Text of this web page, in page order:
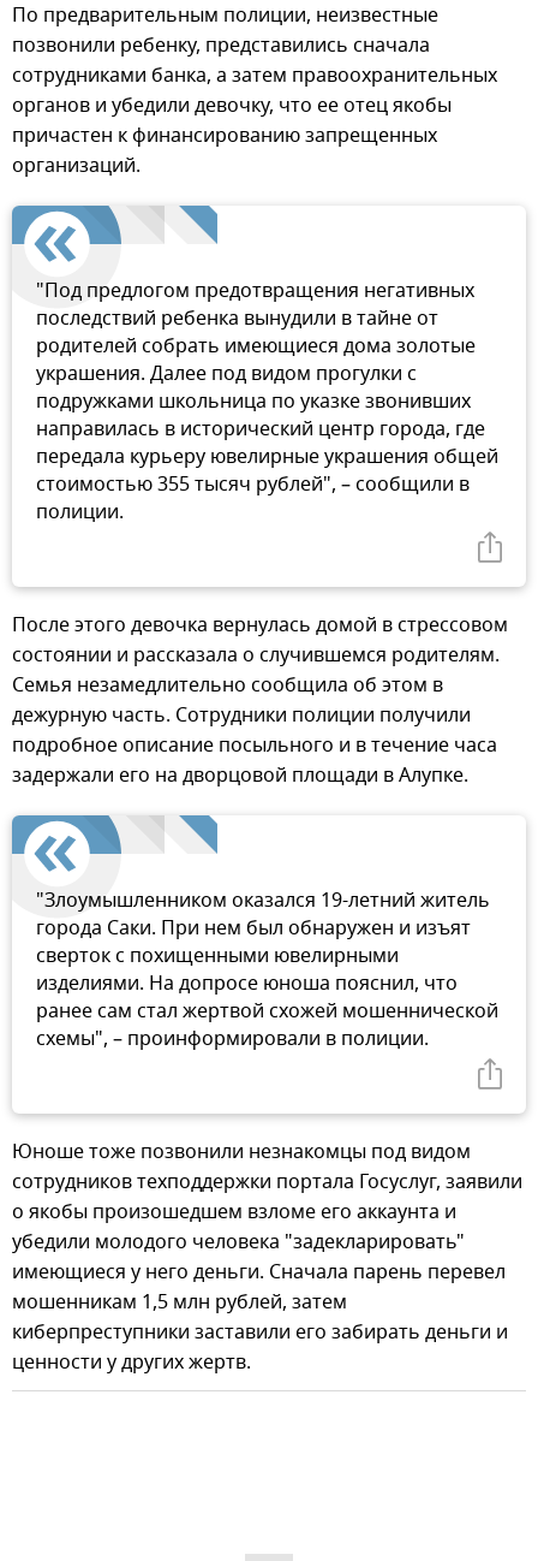
По предварительным полиции, неизвестные
позвонили ребенку, представились сначала
сотрудниками банка, а затем правоохранительных
органов и убедили девочку, что ее отец якобы
причастен к финансированию запрещенных
организаций.
"Под предлогом предотвращения негативных
последствий ребенка вынудили в тайне от
родителей собрать имеющиеся дома золотые
украшения. Далее под видом прогулки с
подружками школьница по указке звонивших
направилась в исторический центр города, где
передала курьеру ювелирные украшения общей
стоимостью 355 тысяч рублей", – сообщили в
полиции.
После этого девочка вернулась домой в стрессовом
состоянии и рассказала о случившемся родителям.
Семья незамедлительно сообщила об этом в
дежурную часть. Сотрудники полиции получили
подробное описание посыльного и в течение часа
задержали его на дворцовой площади в Алупке.
"Злоумышленником оказался 19-летний житель
города Саки. При нем был обнаружен и изъят
сверток с похищенными ювелирными
изделиями. На допросе юноша пояснил, что
ранее сам стал жертвой схожей мошеннической
схемы", – проинформировали в полиции.
Юноше тоже позвонили незнакомцы под видом
сотрудников техподдержки портала Госуслуг, заявили
о якобы произошедшем взломе его аккаунта и
убедили молодого человека "задекларировать"
имеющиеся у него деньги. Сначала парень перевел
мошенникам 1,5 млн рублей, затем
киберпреступники заставили его забирать деньги и
ценности у других жертв.